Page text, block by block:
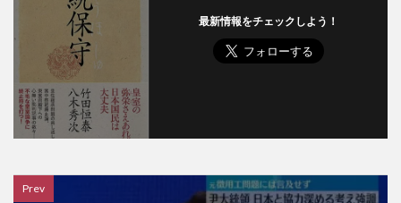
最新情報をチェックしよう！
Prev